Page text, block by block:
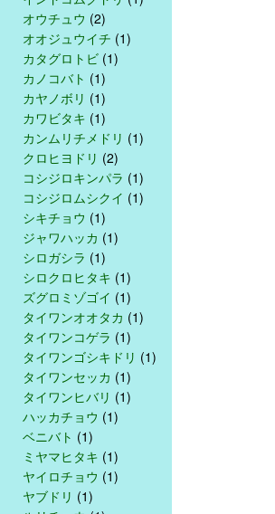
オウチュウ (2)
オオジュウイチ (1)
カタグロトビ (1)
カノコバト (1)
カヤノボリ (1)
カワビタキ (1)
カンムリチメドリ (1)
クロヒヨドリ (2)
コシジロキンパラ (1)
コシジロムシクイ (1)
シキチョウ (1)
ジャワハッカ (1)
シロガシラ (1)
シロクロヒタキ (1)
ズグロミゾゴイ (1)
タイワンオオタカ (1)
タイワンコゲラ (1)
タイワンゴシキドリ (1)
タイワンセッカ (1)
タイワンヒバリ (1)
ハッカチョウ (1)
ベニバト (1)
ミヤマヒタキ (1)
ヤイロチョウ (1)
ヤブドリ (1)